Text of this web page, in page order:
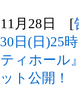
11月28日 [
30日(日)25
ティホー
ト公開！